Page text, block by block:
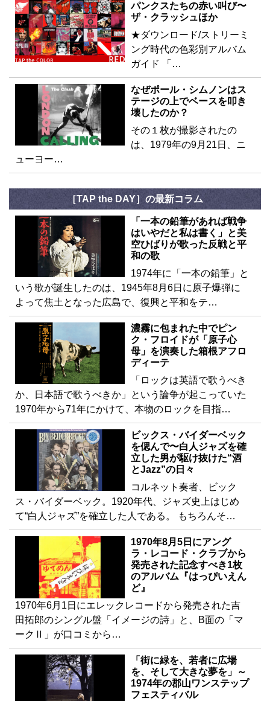
パンクスたちの赤い叫び〜
ザ・クラッシュほか
★ダウンロード/ストリーミ
ング時代の色彩別アルバム
ガイド 「…
なぜポール・シムノンはス
テージの上でベースを叩き
壊したのか？
その１枚が撮影されたの
は、1979年の9月21日、ニ
ューヨー…
［TAP the DAY］の最新コラム
「一本の鉛筆があれば戦争
はいやだと私は書く」と美
空ひばりが歌った反戦と平
和の歌
1974年に「一本の鉛筆」と
いう歌が誕生したのは、1945年8月6日に原子爆弾に
よって焦土となった広島で、復興と平和をテ…
濃霧に包まれた中でピン
ク・フロイドが「原子心
母」を演奏した箱根アフロ
ディーテ
「ロックは英語で歌うべき
か、日本語で歌うべきか」という論争が起こっていた
1970年から71年にかけて、本物のロックを目指…
ビックス・バイダーベック
を偲んで〜白人ジャズを確
立した男が駆け抜けた“酒
とJazz”の日々
コルネット奏者、ビック
ス・バイダーベック。1920年代、ジャズ史上はじめ
て“白人ジャズ”を確立した人である。 もちろんそ…
1970年8月5日にアング
ラ・レコード・クラブから
発売された記念すべき1枚
のアルバム『はっぴいえん
ど』
1970年6月1日にエレックレコードから発売された吉
田拓郎のシングル盤「イメージの詩」と、B面の「マ
ークⅡ」が口コミから…
「街に緑を、若者に広場
を、そして大きな夢を」～
1974年の郡山ワンステップ
フェスティバル